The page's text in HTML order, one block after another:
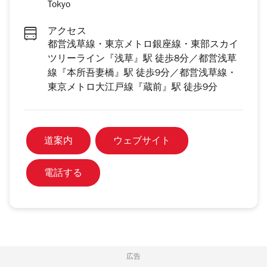
Tokyo
アクセス
都営浅草線・東京メトロ銀座線・東部スカイ
ツリーライン『浅草』駅 徒歩8分／都営浅草
線『本所吾妻橋』駅 徒歩9分／都営浅草線・
東京メトロ大江戸線『蔵前』駅 徒歩9分
道案内 ウェブサイト
電話する
広告